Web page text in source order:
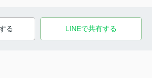
る LINEで共有する